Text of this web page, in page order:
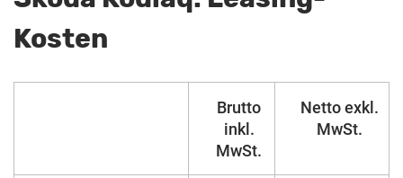
Kosten
Brutto
inkl.
MwSt.
Netto exkl.
MwSt.